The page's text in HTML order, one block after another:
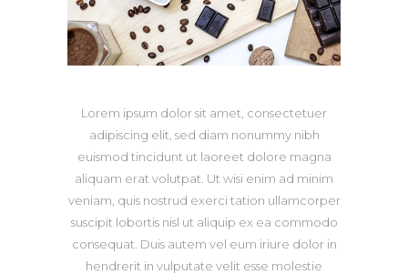
Lorem ipsum dolor sit amet, consectetuer
adipiscing elit, sed diam nonummy nibh
euismod tincidunt ut laoreet dolore magna
aliquam erat volutpat. Ut wisi enim ad minim
veniam, quis nostrud exerci tation ullamcorper
suscipit lobortis nisl ut aliquip ex ea commodo
consequat. Duis autem vel eum iriure dolor in
hendrerit in vulputate velit esse molestie